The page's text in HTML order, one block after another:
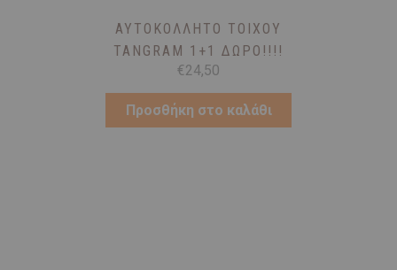
ΑΥΤΟΚΌΛΛΗΤΟ ΤΟΊΧΟΥ
TANGRAM 1+1 ΔΩΡΟ!!!!
€24,50
Προσθήκη στο καλάθι